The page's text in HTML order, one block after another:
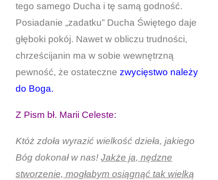
tego samego Ducha i tę samą godność.
Posiadanie „zadatku” Ducha Świętego daje
głęboki pokój. Nawet w obliczu trudności,
chrześcijanin ma w sobie wewnętrzną
pewność, że ostatecznezwycięstwo należy
do Boga.
Z Pism bł. Marii Celeste:
Któż zdoła wyrazić wielkość dzieła, jakiego
Bóg dokonał w nas!Jakże ja, nędzne
stworzenie, mogłabym osiągnąć tak wielką